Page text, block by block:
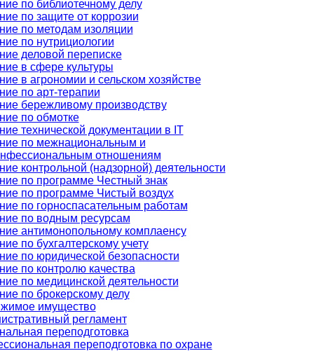
по библиотечному делу
по защите от коррозии
по методам изоляции
по нутрициологии
деловой переписке
в сфере культуры
в агрономии и сельском хозяйстве
по арт-терапии
бережливому производству
по обмотке
технической документации в IT
по межнациональным и
отношениям
контрольной (надзорной) деятельности
по программе Честный знак
по программе Чистый воздух
по горноспасательным работам
по водным ресурсам
антимонопольному комплаенсу
по бухгалтерскому учету
по юридической безопасности
по контролю качества
по медицинской деятельности
по брокерскому делу
имущество
регламент
переподготовка
переподготовка по охране